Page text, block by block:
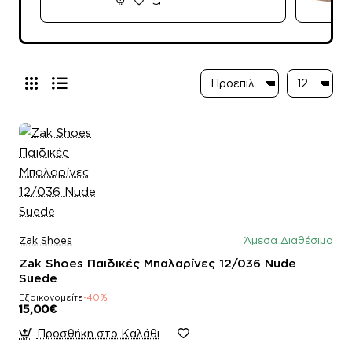
Zak Shoes Άμεσα Διαθέσιμο
Zak Shoes Παιδικές Μπαλαρίνες 12/036 Nude
Suede
Εξοικονομείτε-40%
15,00€
Προσθήκη στο Καλάθι